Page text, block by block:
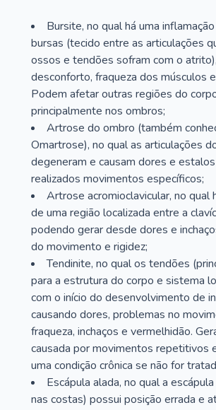
Bursite, no qual há uma
bursas (tecido entre as articulações
ossos e tendões sofram com o
desconforto, fraqueza dos músculos
Podem afetar outras regiões do
principalmente nos ombros;
Artrose do ombro (também
Omartrose), no qual as articulações
degeneram e causam dores e
realizados movimentos específicos;
Artrose acromioclavicular, no qual
de uma região localizada entre a
podendo gerar desde dores e
do movimento e rigidez;
Tendinite, no qual os tendões
para a estrutura do corpo e sistema
com o início do desenvolvimento de
causando dores, problemas no
fraqueza, inchaços e vermelhidão.
causada por movimentos repetitivos
uma condição crônica se não for
Escápula alada, no qual a
nas costas) possui posição errada e